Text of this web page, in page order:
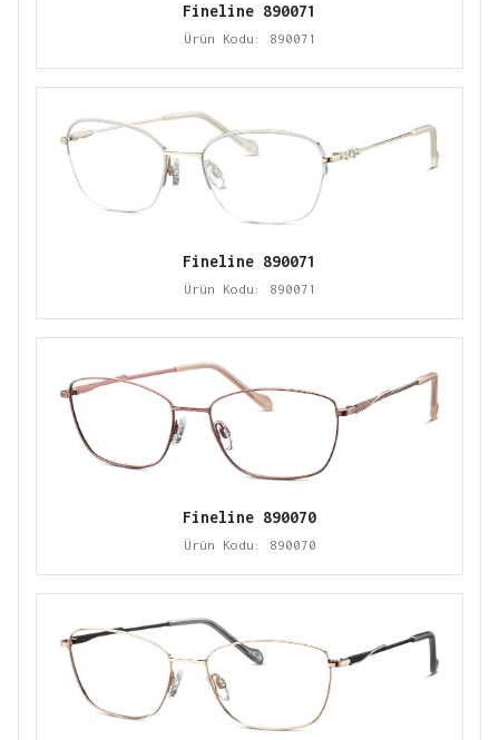
Fineline 890071
Ürün Kodu: 890071
Fineline 890071
Ürün Kodu: 890071
Fineline 890070
Ürün Kodu: 890070